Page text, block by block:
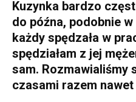
Kuzynka bardzo
do późna, podobnie
każdy spędzała w
spędziałam z jej
sam. Rozmawialiśmy
czasami razem